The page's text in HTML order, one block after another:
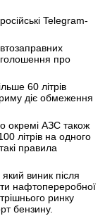
Telegram-
про
60 літрів
діє обмеження
окремі АЗС також
літрів на одного
правила
виник після
нафтопереробної
ринку
бензину.